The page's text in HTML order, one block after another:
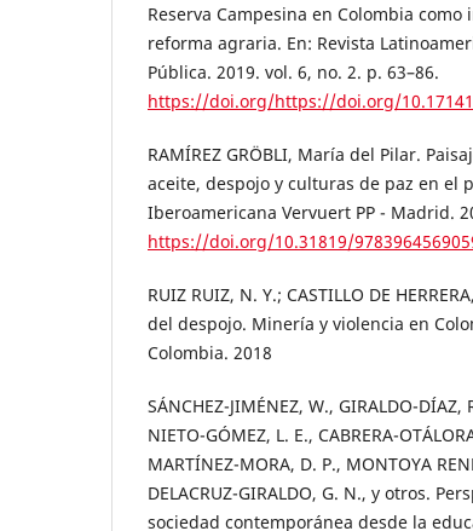
Reserva Campesina en Colombia
reforma agraria. En: Revista
Pública. 2019. vol. 6, no. 2. p. 63–86.
https://doi.org/https://doi.org/
RAMÍREZ GRÖBLI, María del Pilar.
aceite, despojo y culturas de paz en el
Iberoamericana Vervuert PP - Madrid.
https://doi.org/10.31819/
RUIZ RUIZ, N. Y.; CASTILLO DE
del despojo. Minería y violencia en
Colombia. 2018
SÁNCHEZ-JIMÉNEZ, W., GIRALDO-DÍAZ,
NIETO-GÓMEZ, L. E., CABRERA-
MARTÍNEZ-MORA, D. P., MONTOYA
DELACRUZ-GIRALDO, G. N., y otros.
sociedad contemporánea desde la